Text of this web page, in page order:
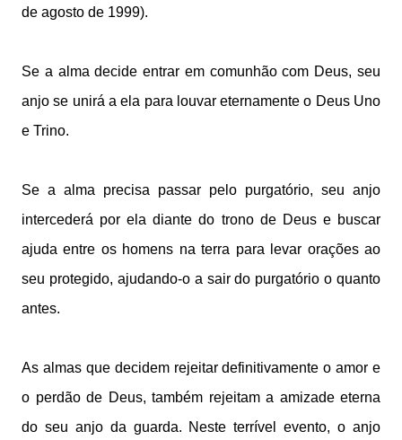
de agosto de 1999).
Se a alma decide entrar em comunhão com Deus, seu
anjo se unirá a ela para louvar eternamente o Deus Uno
e Trino.
Se a alma precisa passar pelo purgatório, seu anjo
intercederá por ela diante do trono de Deus e buscar
ajuda entre os homens na terra para levar orações ao
seu protegido, ajudando-o a sair do purgatório o quanto
antes.
As almas que decidem rejeitar definitivamente o amor e
o perdão de Deus, também rejeitam a amizade eterna
do seu anjo da guarda. Neste terrível evento, o anjo